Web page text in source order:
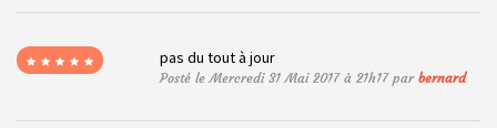
pas du tout à jour
Posté le Mercredi 31 Mai 2017 à 21h17 parbernard